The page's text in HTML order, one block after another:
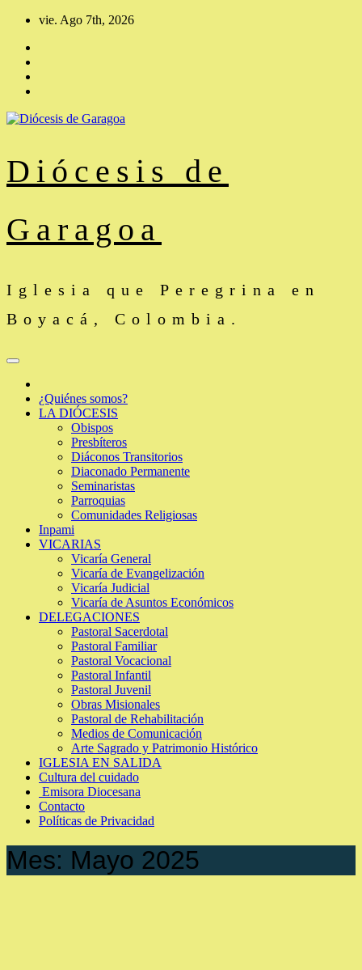
Saltar
contenido
vie. Ago 7th, 2026
Diócesis de
Garagoa
Iglesia que Peregrina en
Boyacá, Colombia.
¿Quiénes somos?
LA DIÓCESIS
Obispos
Presbíteros
Diáconos Transitorios
Diaconado Permanente
Seminaristas
Parroquias
Comunidades Religiosas
Inpami
VICARIAS
Vicaría General
Vicaría de Evangelización
Vicaría Judicial
Vicaría de Asuntos Económicos
DELEGACIONES
Pastoral Sacerdotal
Pastoral Familiar
Pastoral Vocacional
Pastoral Infantil
Pastoral Juvenil
Obras Misionales
Pastoral de Rehabilitación
Medios de Comunicación
Arte Sagrado y Patrimonio Histórico
IGLESIA EN SALIDA
Cultura del cuidado
Emisora Diocesana
Contacto
Políticas de Privacidad
Mes: Mayo 2025